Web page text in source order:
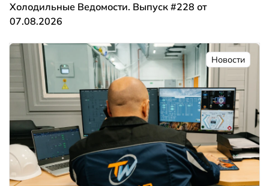
Холодильные Ведомости. Выпуск #228 от
07.08.2026
Новости